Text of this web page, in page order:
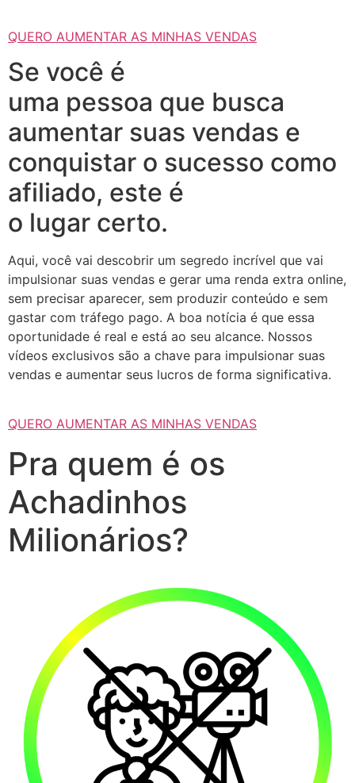
QUERO AUMENTAR AS MINHAS VENDAS
Se você é
uma pessoa que busca
aumentar suas vendas e
conquistar o sucesso como
afiliado, este é
o lugar certo.
Aqui, você vai descobrir um segredo incrível que vai
impulsionar suas vendas e gerar uma renda extra online,
sem precisar aparecer, sem produzir conteúdo e sem
gastar com tráfego pago. A boa notícia é que essa
oportunidade é real e está ao seu alcance. Nossos
vídeos exclusivos são a chave para impulsionar suas
vendas e aumentar seus lucros de forma significativa.
QUERO AUMENTAR AS MINHAS VENDAS
Pra quem é os
Achadinhos
Milionários?